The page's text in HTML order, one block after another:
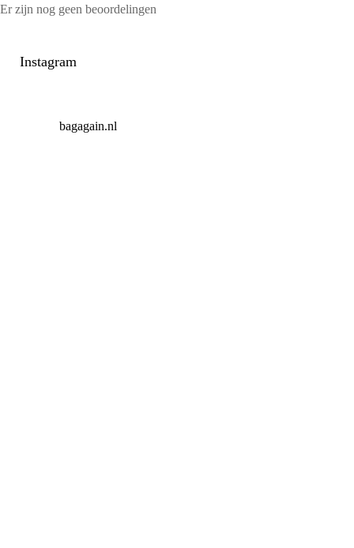
Er zijn nog geen beoordelingen
Instagram
bagagain.nl